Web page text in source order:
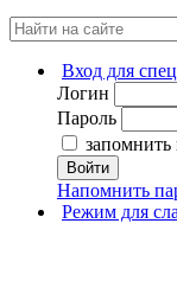
Вход для
Логин
Пароль
запомнить
Войти
Напомнить
Режим для